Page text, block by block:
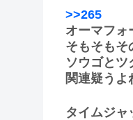
>>265
オーマフォ
そもそもそ
ソウゴとツ
関連疑うよ
タイムジャ